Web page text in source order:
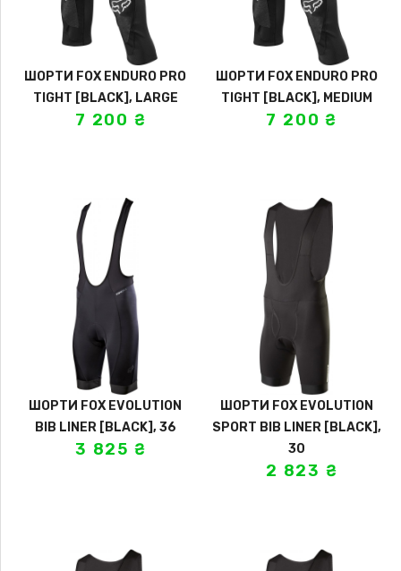
ШОРТИ FOX ENDURO PRO
TIGHT [BLACK], LARGE
7 200 ₴
ШОРТИ FOX ENDURO PRO
TIGHT [BLACK], MEDIUM
7 200₴
ШОРТИ FOX EVOLUTION
BIB LINER [BLACK], 36
3 825 ₴
ШОРТИ FOX EVOLUTION
SPORT BIB LINER [BLACK],
30
2 823 ₴